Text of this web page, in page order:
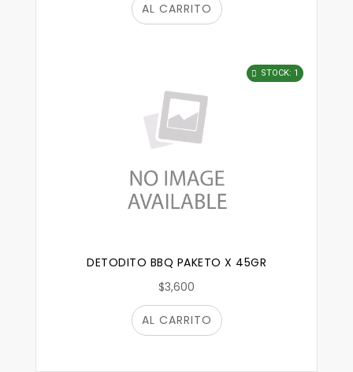
AL CARRITO
DETODITO BBQ PAKETO X 45GR
$3,600
STOCK: 1
AL CARRITO